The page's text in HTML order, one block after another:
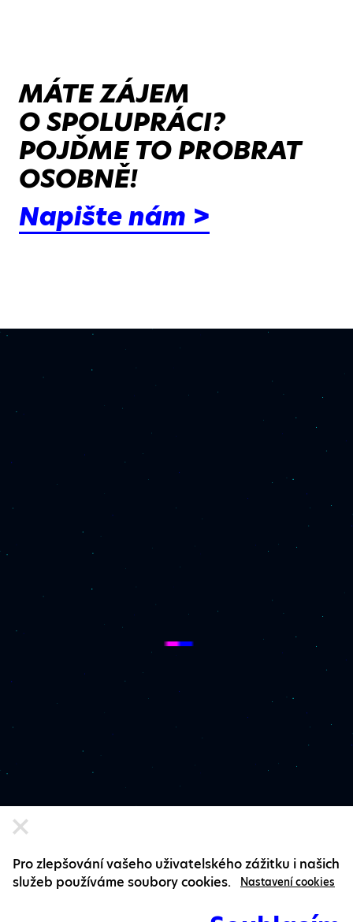
MÁTE ZÁJEM
O SPOLUPRÁCI?
POJĎME TO PROBRAT
OSOBNĚ!
Napište nám >
Pro zlepšování vašeho uživatelského zážitku i našich
služeb používáme soubory cookies.
Nastavení cookies